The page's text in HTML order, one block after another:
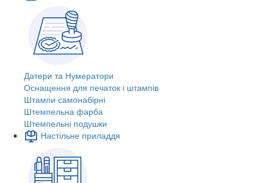
Датери та Нумератори
Оснащення для печаток і штампів
Штампи самонабірні
Штемпельна фарба
Штемпельні подушки
Настільне приладдя